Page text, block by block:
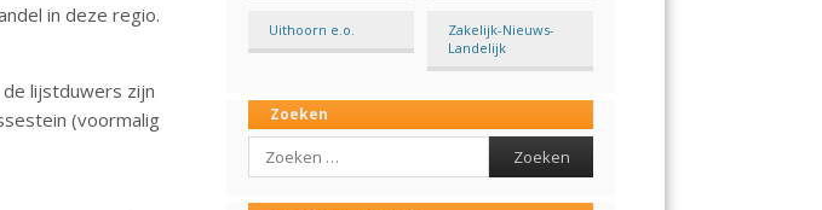
in deze regio.
lijstduwers zijn
(voormalig
Uithoorn e.o.
Zakelijk-Nieuws-
Landelijk
Zoeken
Search